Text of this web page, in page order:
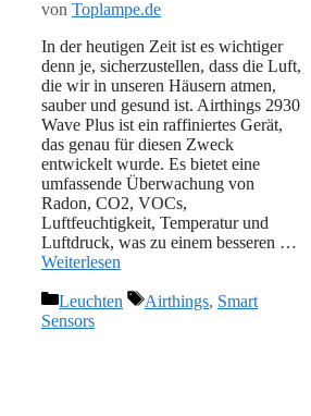
von Toplampe.de
In der heutigen Zeit ist es wichtiger
denn je, sicherzustellen, dass die Luft,
die wir in unseren Häusern atmen,
sauber und gesund ist. Airthings 2930
Wave Plus ist ein raffiniertes Gerät,
das genau für diesen Zweck
entwickelt wurde. Es bietet eine
umfassende Überwachung von
Radon, CO2, VOCs,
Luftfeuchtigkeit, Temperatur und
Luftdruck, was zu einem besseren …
Weiterlesen
Kategorien
Leuchten Schlagwörter
Airthings, Smart
Sensors